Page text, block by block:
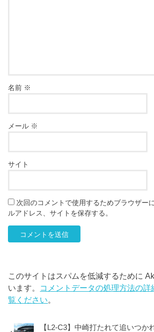
名前 ※
メール ※
サイト
次回のコメントで使用するためブラウザー
ルアドレス、サイトを保存する。
このサイトはスパムを低減するために
います。 コメントデータの処理方法の
覧ください。
【L2-C3】中崎打たれて追いつか